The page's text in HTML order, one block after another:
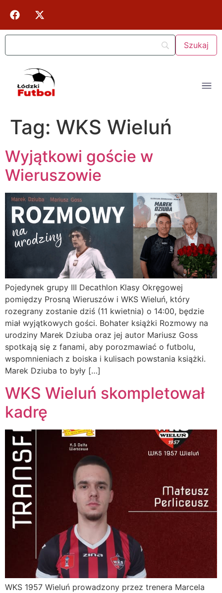
Tag: WKS Wieluń
Wyjątkowi goście w
Wieruszowie
Pojedynek grupy III Decathlon Klasy Okręgowej
pomiędzy Prosną Wieruszów i WKS Wieluń, który
rozegrany zostanie dziś (11 kwietnia) o 14:00, będzie
miał wyjątkowych gości. Bohater książki Rozmowy na
urodziny Marek Dziuba oraz jej autor Mariusz Goss
spotkają się z fanami, aby porozmawiać o futbolu,
wspomnieniach z boiska i kulisach powstania książki.
Marek Dziuba to były […]
WKS Wieluń skompletował
kadrę
WKS 1957 Wieluń prowadzony przez trenera Marcela